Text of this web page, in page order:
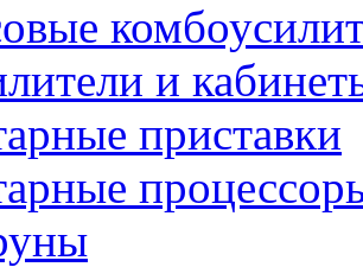
и
приставки